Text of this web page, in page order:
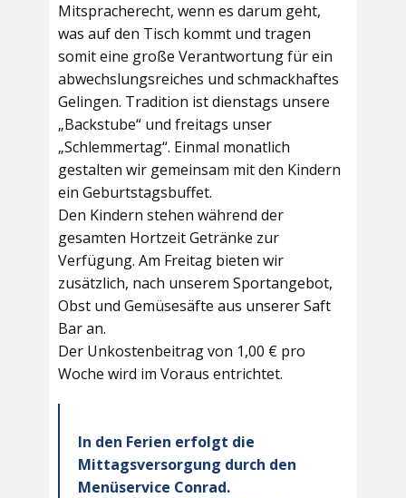
Mitspracherecht, wenn es darum geht,
was auf den Tisch kommt und tragen
somit eine große Verantwortung für ein
abwechslungsreiches und schmackhaftes
Gelingen. Tradition ist dienstags unsere
„Backstube“ und freitags unser
„Schlemmertag“. Einmal monatlich
gestalten wir gemeinsam mit den Kindern
ein Geburtstagsbuffet.
Den Kindern stehen während der
gesamten Hortzeit Getränke zur
Verfügung. Am Freitag bieten wir
zusätzlich, nach unserem Sportangebot,
Obst und Gemüsesäfte aus unserer Saft
Bar an.
Der Unkostenbeitrag von 1,00 € pro
Woche wird im Voraus entrichtet.
In den Ferien erfolgt die
Mittagsversorgung durch den
Menüservice Conrad.